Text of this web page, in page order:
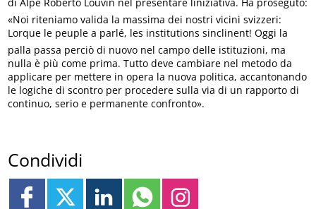
«Noi riteniamo valida la massima dei nostri vicini svizzeri:
Lorque le peuple a parlé, les institutions sinclinent! Oggi la
palla passa perciò di nuovo nel campo delle istituzioni, ma
nulla è più come prima. Tutto deve cambiare nel metodo da
applicare per mettere in opera la nuova politica, accantonando
le logiche di scontro per procedere sulla via di un rapporto di
continuo, serio e permanente confronto».
Condividi